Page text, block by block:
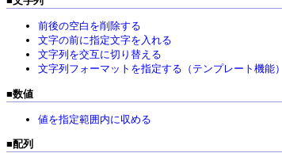
前後の空白を削除する
文字の前に指定文字を入れる
文字列を交互に切り替える
文字列フォーマットを指定する（テンプレート機能）
■数値
値を指定範囲内に収める
■配列